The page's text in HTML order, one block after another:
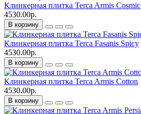
Клинкерная плитка Terca Armis Cosmic
4530.00р.
В корзину
Клинкерная плитка Terca Fasanis Spicy
4530.00р.
В корзину
Клинкерная плитка Terca Armis Cotton
4530.00р.
В корзину